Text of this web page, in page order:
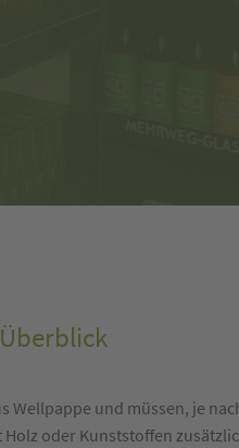
Wellpappe und müssen, je
oder Kunststoffen